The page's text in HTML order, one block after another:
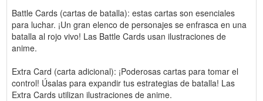
Battle Cards (cartas de batalla): estas cartas son esenciales
para luchar. ¡Un gran elenco de personajes se enfrasca en una
batalla al rojo vivo! Las Battle Cards usan ilustraciones de
anime.
Extra Card (carta adicional): ¡Poderosas cartas para tomar el
control! Úsalas para expandir tus estrategias de batalla! Las
Extra Cards utilizan ilustraciones de anime.